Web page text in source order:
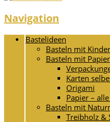
Navigation
Bastelideen
Basteln mit
Basteln mit Papier
Karten
Origami
Papier –
Basteln mit
Treibholz &